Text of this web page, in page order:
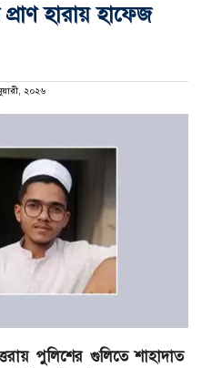
হারায় হাফেজ
২০২৬
পুলিশের গুলিতে শাহাদাত